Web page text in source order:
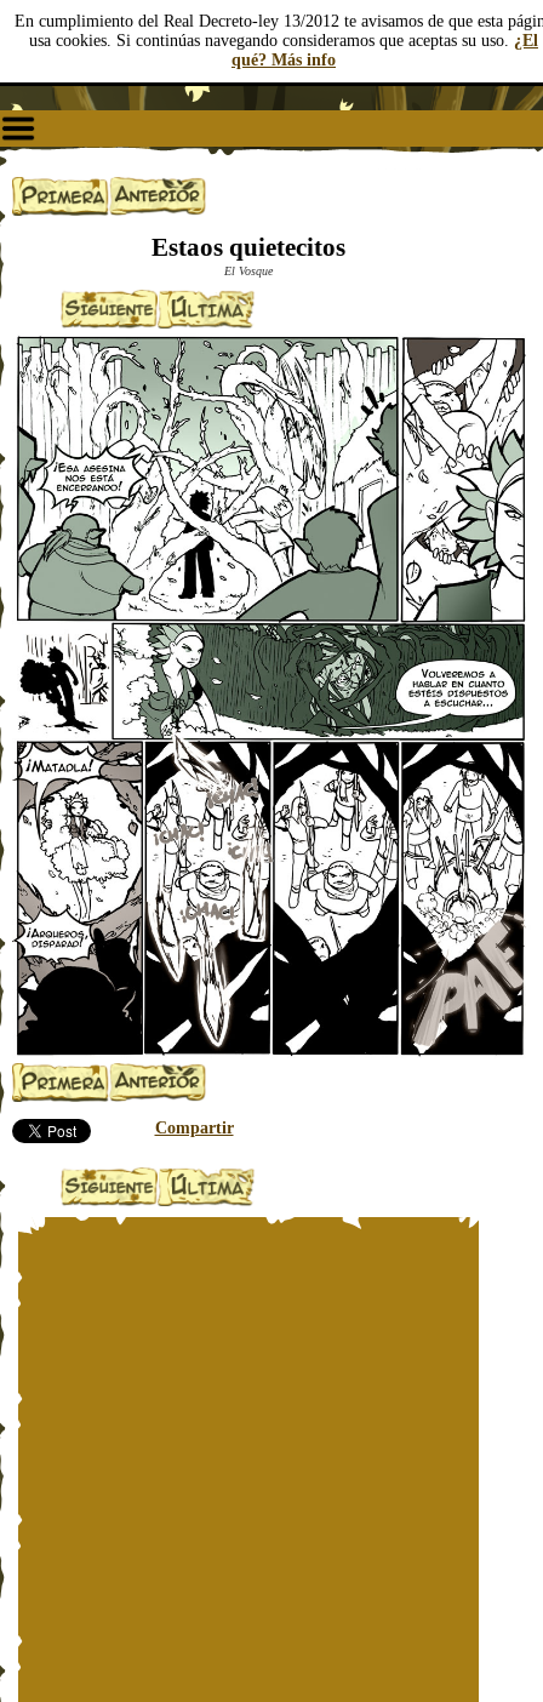
En cumplimiento del Real Decreto-ley 13/2012 te avisamos de que esta
usa cookies. Si continúas navegando consideramos que aceptas su uso. ¿El
qué? Más info
Estaos quietecitos
El Vosque
Compartir